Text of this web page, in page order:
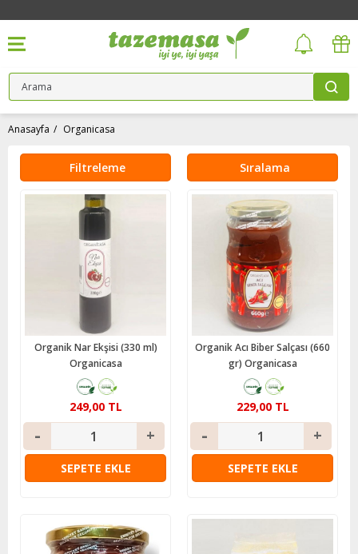
Anasayfa Organicasa
Filtreleme Sıralama
Organik Nar Ekşisi (330 ml)
Organicasa
249,00 TL
SEPETE EKLE
Organik Acı Biber Salçası (660
gr) Organicasa
229,00 TL
SEPETE EKLE